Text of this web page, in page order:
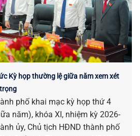
Kỳ họp thường lệ giữa năm xem xét
phố khai mạc kỳ họp thứ 4
năm), khóa XI, nhiệm kỳ 2026-
ủy, Chủ tịch HĐND thành phố